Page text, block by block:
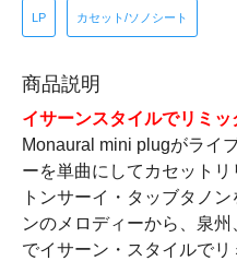
LP カセット/ソノシート
商品説明
イサーンスタイルでリミッ
Monaural mini plugがライ
ーを単曲にしてカセット
トンサーイ・タッブタノ
ンのメロディーから、泉
でイサーン・スタイルで